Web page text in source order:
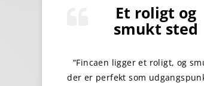
Et roligt og
smukt sted
“Fincaen ligger et roligt, og
der er perfekt som